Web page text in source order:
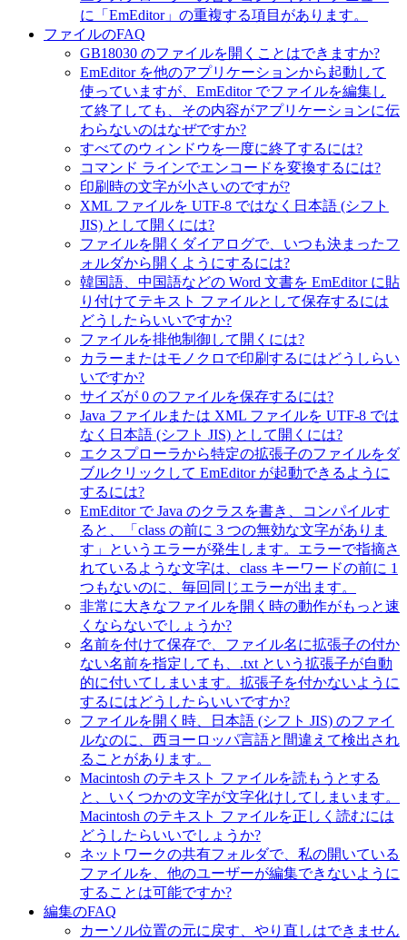
に「EmEditor」の重複する項目があります。
ファイルのFAQ
GB18030 のファイルを開くことはできますか?
EmEditor を他のアプリケーションから起動して
使っていますが、EmEditor でファイルを編集し
て終了しても、その内容がアプリケーションに伝
わらないのはなぜですか?
すべてのウィンドウを一度に終了するには?
コマンド ラインでエンコードを変換するには?
印刷時の文字が小さいのですが?
XML ファイルを UTF-8 ではなく日本語 (シフト
JIS) として開くには?
ファイルを開くダイアログで、いつも決まったフ
ォルダから開くようにするには?
韓国語、中国語などの Word 文書を EmEditor に貼
り付けてテキスト ファイルとして保存するには
どうしたらいいですか?
ファイルを排他制御して開くには?
カラーまたはモノクロで印刷するにはどうしらい
いですか?
サイズが 0 のファイルを保存するには?
Java ファイルまたは XML ファイルを UTF-8 では
なく日本語 (シフト JIS) として開くには?
エクスプローラから特定の拡張子のファイルをダ
ブルクリックして EmEditor が起動できるように
するには?
EmEditor で Java のクラスを書き、コンパイルす
ると、「class の前に 3 つの無効な文字がありま
す」というエラーが発生します。エラーで指摘さ
れているような文字は、class キーワードの前に 1
つもないのに、毎回同じエラーが出ます。
非常に大きなファイルを開く時の動作がもっと速
くならないでしょうか?
名前を付けて保存で、ファイル名に拡張子の付か
ない名前を指定しても、.txt という拡張子が自動
的に付いてしまいます。拡張子を付かないように
するにはどうしたらいいですか?
ファイルを開く時、日本語 (シフト JIS) のファイ
ルなのに、西ヨーロッパ言語と間違えて検出され
ることがあります。
Macintosh のテキスト ファイルを読もうとする
と、いくつかの文字が文字化けしてしまいます。
Macintosh のテキスト ファイルを正しく読むには
どうしたらいいでしょうか?
ネットワークの共有フォルダで、私の開いている
ファイルを、他のユーザーが編集できないように
することは可能ですか?
編集のFAQ
カーソル位置の元に戻す、やり直しはできません